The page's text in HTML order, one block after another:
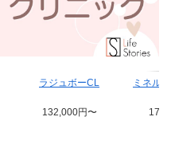
ラジュボーCL ミネル
132,000円〜